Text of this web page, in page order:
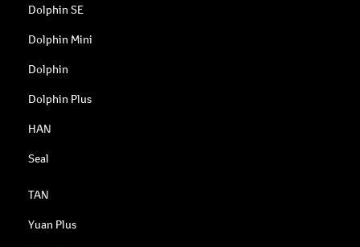
Dolphin SE
Dolphin Mini
Dolphin
Dolphin Plus
HAN
Seal
TAN
Yuan Plus